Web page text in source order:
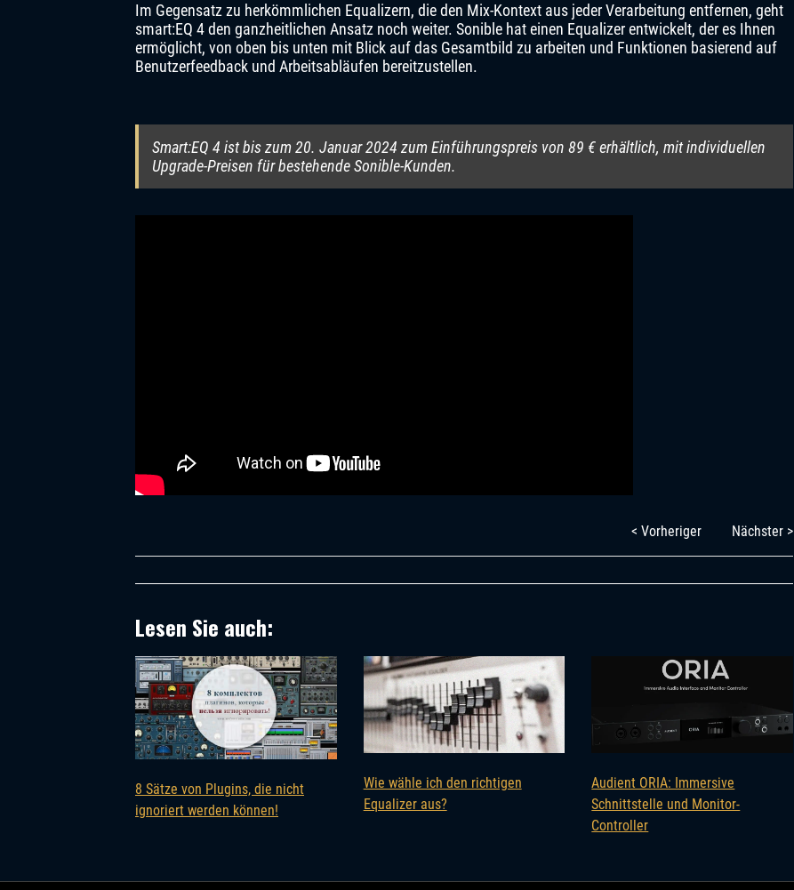
Im Gegensatz zu herkömmlichen Equalizern, die den Mix-Kontext aus jeder Verarbeitung entfernen, geht
smart:EQ 4 den ganzheitlichen Ansatz noch weiter. Sonible hat einen Equalizer entwickelt, der es Ihnen
ermöglicht, von oben bis unten mit Blick auf das Gesamtbild zu arbeiten und Funktionen basierend auf
Benutzerfeedback und Arbeitsabläufen bereitzustellen.
Smart:EQ 4 ist bis zum 20. Januar 2024 zum Einführungspreis von 89 € erhältlich, mit individuellen
Upgrade-Preisen für bestehende Sonible-Kunden.
< Vorheriger Nächster >
Lesen Sie auch:
8 Sätze von Plugins, die nicht
ignoriert werden können!
Wie wähle ich den richtigen
Equalizer aus?
Audient ORIA: Immersive
Schnittstelle und Monitor-
Controller